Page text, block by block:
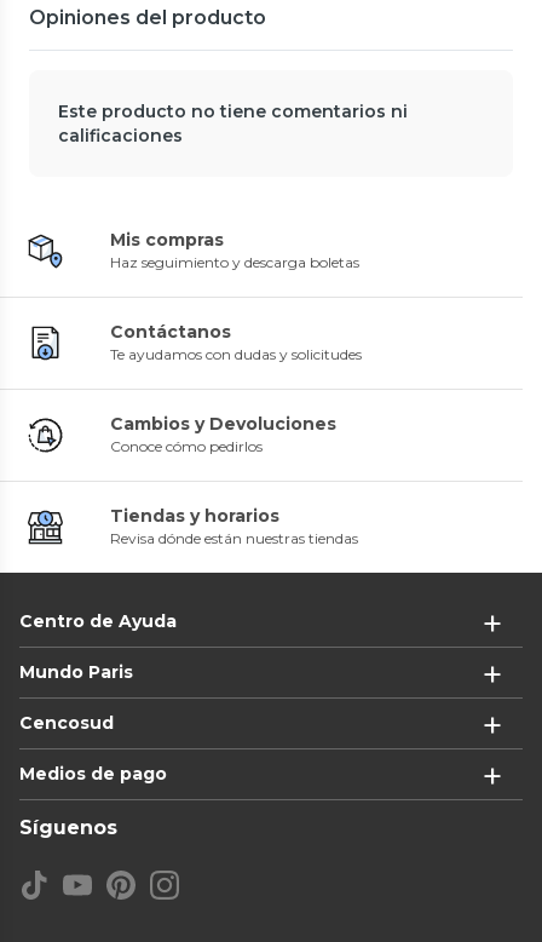
Opiniones del producto
Este producto no tiene comentarios ni
calificaciones
Mis compras
Haz seguimiento y descarga boletas
Contáctanos
Te ayudamos con dudas y solicitudes
Cambios y Devoluciones
Conoce cómo pedirlos
Tiendas y horarios
Revisa dónde están nuestras tiendas
Centro de Ayuda
Mundo Paris
Cencosud
Medios de pago
Síguenos